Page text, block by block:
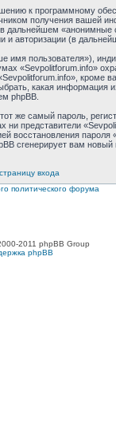
к программному
получения
«анонимные
и авторизации (в
пользователя»),
«Sevpolitforum.info»
кроме
какая информация
phpBB.
самый пароль,
представители
восстановления
сгенерирует вам новый
входа
политического форума
2011 phpBB Group
phpBB